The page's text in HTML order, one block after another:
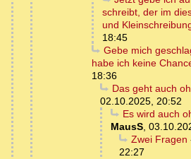
schreibt, der im
und
18:45
Gebe mich
habe ich keine
18:36
Das geht auch
02.10.2025, 20:52
Es wird auch
MausS,
Zwei Fragen
22:27